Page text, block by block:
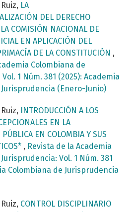
LA
DEL DERECHO
COMISIÓN NACIONAL DE
EN APLICACIÓN DEL
DE LA CONSTITUCIÓN ,
Colombiana de
1 Núm. 381 (2025): Academia
(Enero-Junio)
INTRODUCCIÓN A LOS
EN LA
EN COLOMBIA Y SUS
, Revista de la Academia
Vol. 1 Núm. 381
Colombiana de Jurisprudencia
CONTROL DISCIPLINARIO